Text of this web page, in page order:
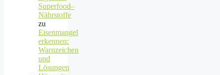
Superfood–
Nährstoffe
zu
Eisenmangel
erkennen:
Warnzeichen
und
Lösungen